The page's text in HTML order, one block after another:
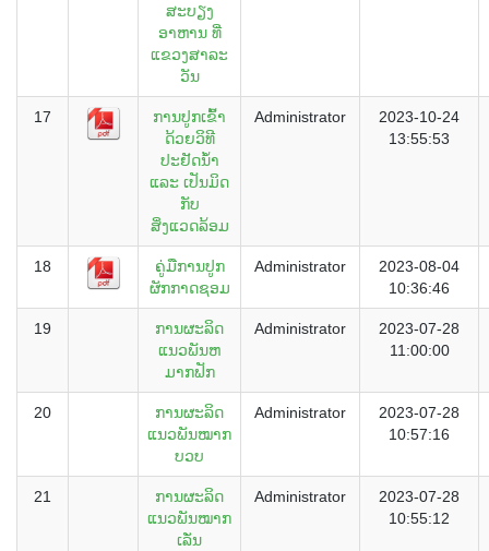
ສະບຽງ
ອາຫານ ທີ່
ແຂວງສາລະ
ວັນ
17
ການປູກເຂົ້າ
ດ້ວຍວິທີ
ປະຢັດນ້ຳ
ແລະ ເປັນມິດ
ກັບ
ສິ່ງແວດລ້ອມ
Administrator
2023-10-24
13:55:53
18
ຄູ່ມືການປູກ
ຜັກກາດຊອມ
Administrator
2023-08-04
10:36:46
19
ການຜະລິດ
ແນວພັນຫ
ມາກຟັກ
Administrator
2023-07-28
11:00:00
20
ການຜະລິດ
ແນວພັນໝາກ
ບວບ
Administrator
2023-07-28
10:57:16
21
ການຜະລິດ
ແນວພັນໝາກ
ເລັ່ນ
Administrator
2023-07-28
10:55:12